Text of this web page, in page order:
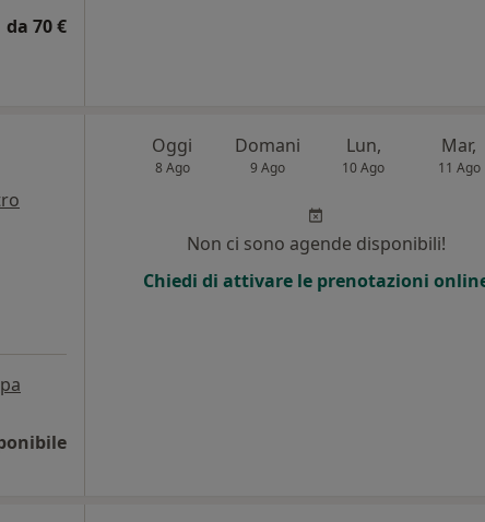
da 70 €
Oggi
8 Ago
Domani
9 Ago
Lun,
10 Ago
Mar,
11 Ago
Non ci sono agende disponibili!
Chiedi di attivare le prenotazioni